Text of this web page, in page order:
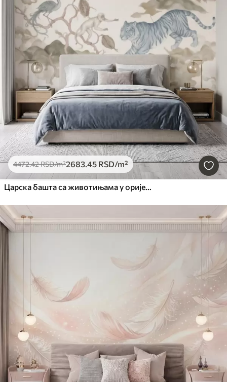
4472.42RSD/m²2683.45 RSD/m²
Царска башта са животињама у оријенталном стилу — мајмуном, леопардом, тигром, пауном и чапљом